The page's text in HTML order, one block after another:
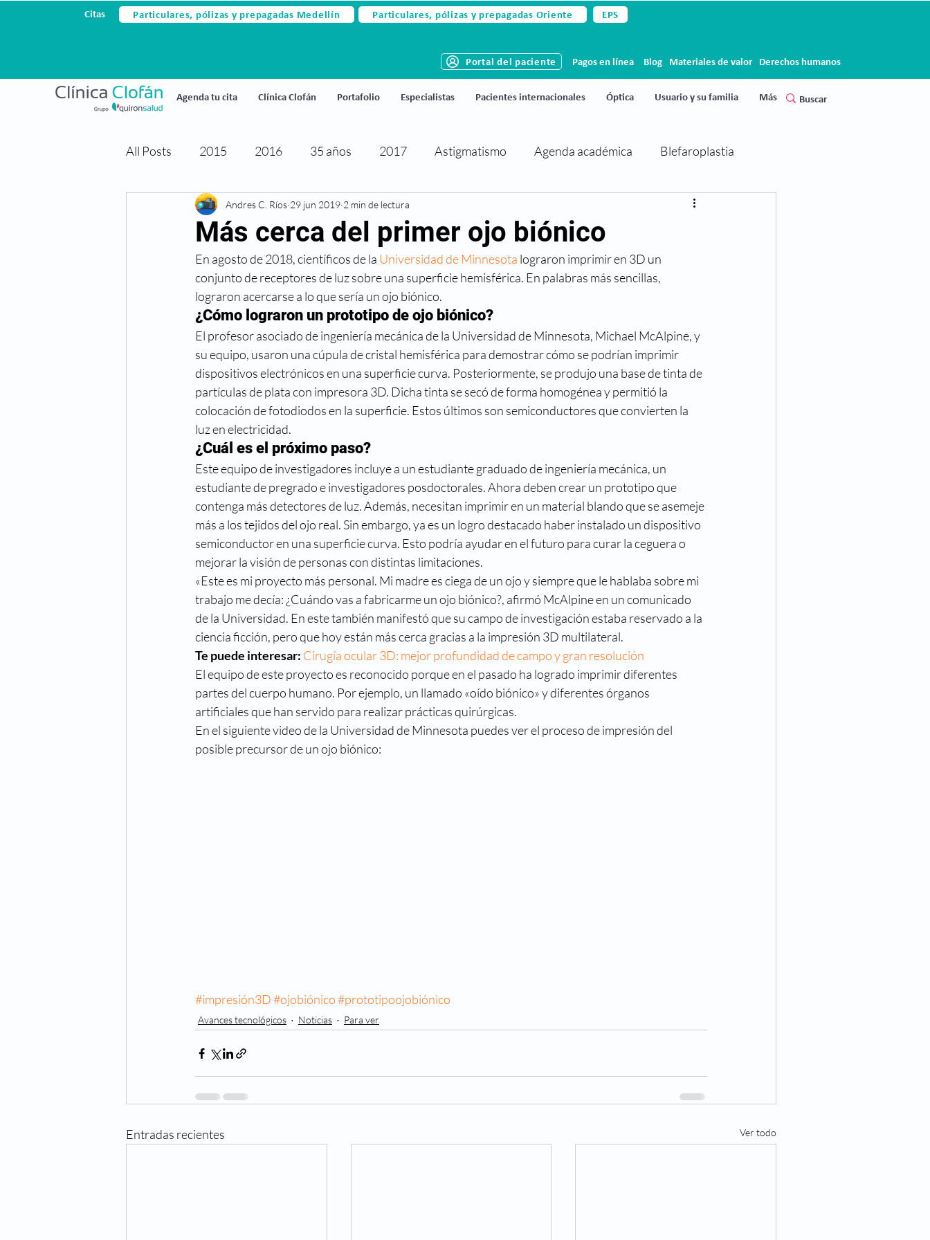
Citas Particulares, pólizas y prepagadas Medellín Particulares, pólizas y prepagadas Oriente EPS
Portal del paciente Pagos en línea Blog Materiales de valor Derechos humanos
Agenda tu cita Clínica Clofán Portafolio Especialistas Pacientes internacionales Óptica Usuario y su familia Más
All Posts 2015 2016 35 años 2017 Astigmatismo Agenda académica Blefaroplastia
Avances tecnológicos Certificaciones y reconocimientos Cirugía de párpados
Cirugia laser Cirugia refractiva Cirugía refractiva Ciudado de los ojos Clínica Clofán
Cuidado de los ojos Congreso Directorio médico Enfermedades visuales
Fechas especiales Hipermetropia Historia La ciencia y la visión Mi nueva Visión Noticias
Oftalmologo Óptica
Más cerca del primer ojo biónico
Andres C. Ríos 29 jun 2019 2 min de lectura
En agosto de 2018, científicos de la Universidad de Minnesota lograron imprimir en 3D un
conjunto de receptores de luz sobre una superficie hemisférica. En palabras más sencillas,
lograron acercarse a lo que sería un ojo biónico.
¿Cómo lograron un prototipo de ojo biónico?
El profesor asociado de ingeniería mecánica de la Universidad de Minnesota, Michael McAlpine, y
su equipo, usaron una cúpula de cristal hemisférica para demostrar cómo se podrían imprimir
dispositivos electrónicos en una superficie curva. Posteriormente, se produjo una base de tinta de
partículas de plata con impresora 3D. Dicha tinta se secó de forma homogénea y permitió la
colocación de fotodiodos en la superficie. Estos últimos son semiconductores que convierten la
luz en electricidad.
¿Cuál es el próximo paso?
Este equipo de investigadores incluye a un estudiante graduado de ingeniería mecánica, un
estudiante de pregrado e investigadores posdoctorales. Ahora deben crear un prototipo que
contenga más detectores de luz. Además, necesitan imprimir en un material blando que se asemeje
más a los tejidos del ojo real. Sin embargo, ya es un logro destacado haber instalado un dispositivo
semiconductor en una superficie curva. Esto podría ayudar en el futuro para curar la ceguera o
mejorar la visión de personas con distintas limitaciones.
«Este es mi proyecto más personal. Mi madre es ciega de un ojo y siempre que le hablaba sobre mi
trabajo me decía: ¿Cuándo vas a fabricarme un ojo biónico?, afirmó McAlpine en un comunicado
de la Universidad. En este también manifestó que su campo de investigación estaba reservado a la
ciencia ficción, pero que hoy están más cerca gracias a la impresión 3D multilateral.
Te puede interesar: Cirugía ocular 3D: mejor profundidad de campo y gran resolución
El equipo de este proyecto es reconocido porque en el pasado ha logrado imprimir diferentes
partes del cuerpo humano. Por ejemplo, un llamado «oído biónico» y diferentes órganos
artificiales que han servido para realizar prácticas quirúrgicas.
En el siguiente video de la Universidad de Minnesota puedes ver el proceso de impresión del
posible precursor de un ojo biónico:
#impresión3D#ojobiónico#prototipoojobiónico
Avances tecnológicos Noticias Para ver
Entradas recientes Ver todo